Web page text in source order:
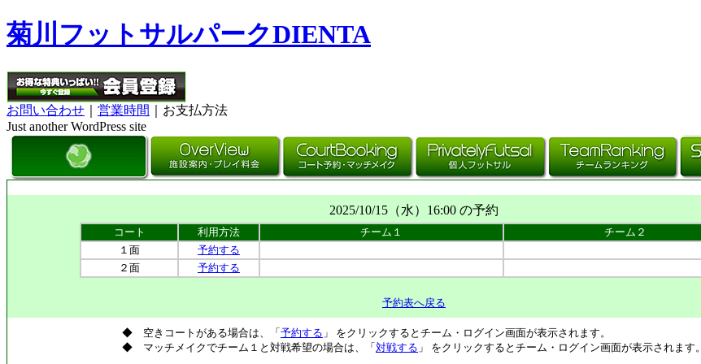
菊川フットサルパークDIENTA
お問い合わせ 営業時間
｜お支払方法
Just another WordPress site
2025/10/15（水）16:00 の予約
コート 利用方法 チーム１
チーム２
１面
予約する
２面
予約する
予約表へ戻る
◆ 空きコートがある場合は、「 予約する 」 をクリックするとチーム・ログイン画面が表示されます。
◆ マッチメイクでチーム１と対戦希望の場合は、「 対戦する 」 をクリックするとチーム・ログイン画面が表示されます。